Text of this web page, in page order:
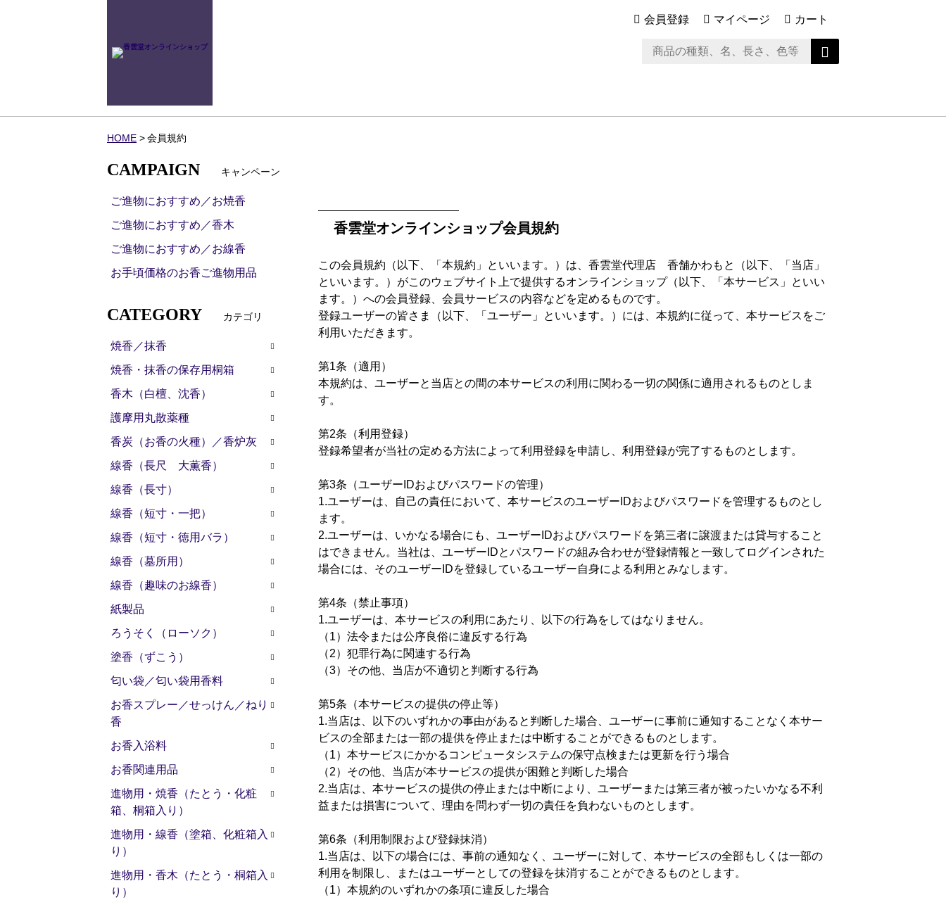
会員登録 マイページ カート
HOME 会員規約
香雲堂オンラインショップ会員規約
この会員規約（以下、「本規約」といいます。）は、香雲堂代理店 香舗かわもと（以下、「当店」
といいます。）がこのウェブサイト上で提供するオンラインショップ（以下、「本サービス」といい
ます。）への会員登録、会員サービスの内容などを定めるものです。
登録ユーザーの皆さま（以下、「ユーザー」といいます。）には、本規約に従って、本サービスをご
利用いただきます。
第1条（適用）
本規約は、ユーザーと当店との間の本サービスの利用に関わる一切の関係に適用されるものとしま
す。
第2条（利用登録）
登録希望者が当社の定める方法によって利用登録を申請し、利用登録が完了するものとします。
第3条（ユーザーIDおよびパスワードの管理）
1.ユーザーは、自己の責任において、本サービスのユーザーIDおよびパスワードを管理するものとし
ます。
2.ユーザーは、いかなる場合にも、ユーザーIDおよびパスワードを第三者に譲渡または貸与すること
はできません。当社は、ユーザーIDとパスワードの組み合わせが登録情報と一致してログインされた
場合には、そのユーザーIDを登録しているユーザー自身による利用とみなします。
第4条（禁止事項）
1.ユーザーは、本サービスの利用にあたり、以下の行為をしてはなりません。
（1）法令または公序良俗に違反する行為
（2）犯罪行為に関連する行為
（3）その他、当店が不適切と判断する行為
第5条（本サービスの提供の停止等）
1.当店は、以下のいずれかの事由があると判断した場合、ユーザーに事前に通知することなく本サー
ビスの全部または一部の提供を停止または中断することができるものとします。
（1）本サービスにかかるコンピュータシステムの保守点検または更新を行う場合
（2）その他、当店が本サービスの提供が困難と判断した場合
2.当店は、本サービスの提供の停止または中断により、ユーザーまたは第三者が被ったいかなる不利
益または損害について、理由を問わず一切の責任を負わないものとします。
第6条（利用制限および登録抹消）
1.当店は、以下の場合には、事前の通知なく、ユーザーに対して、本サービスの全部もしくは一部の
利用を制限し、またはユーザーとしての登録を抹消することができるものとします。
（1）本規約のいずれかの条項に違反した場合
CAMPAIGN キャンペーン
ご進物におすすめ／お焼香
ご進物におすすめ／香木
ご進物におすすめ／お線香
お手頃価格のお香ご進物用品
CATEGORY カテゴリ
焼香／抹香
焼香・抹香の保存用桐箱
香木（白檀、沈香）
護摩用丸散薬種
香炭（お香の火種）／香炉灰
線香（長尺 大薫香）
線香（長寸）
線香（短寸・一把）
線香（短寸・徳用バラ）
線香（墓所用）
線香（趣味のお線香）
紙製品
ろうそく（ローソク）
塗香（ずこう）
匂い袋／匂い袋用香料
お香スプレー／せっけん／ねり
香
お香入浴料
お香関連用品
進物用・焼香（たとう・化粧
箱、桐箱入り）
進物用・線香（塗箱、化粧箱入
り）
進物用・香木（たとう・桐箱入
り）